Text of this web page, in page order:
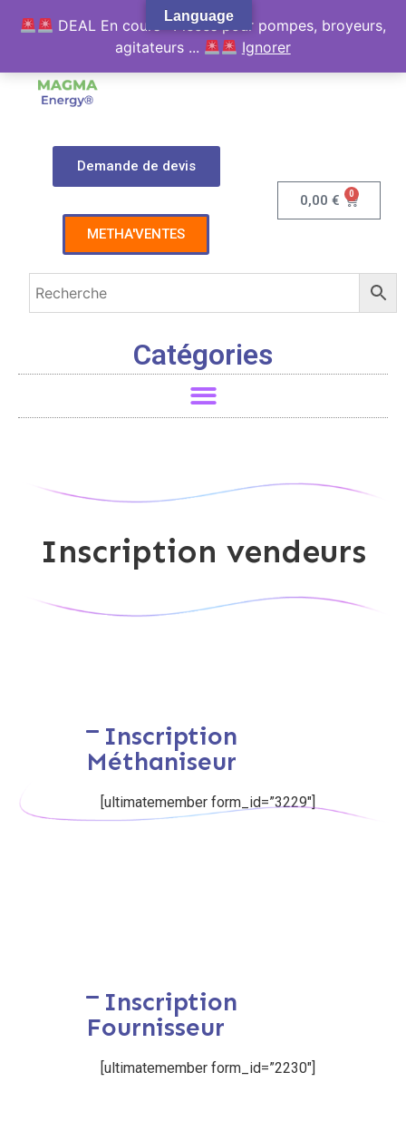
Demande de devis
METHA'VENTES
0,00€ 0
Catégories
Inscription vendeurs
Inscription
Méthaniseur
[ultimatemember form_id=”3229″]
Inscription
Fournisseur
[ultimatemember form_id=”2230″]
Language
DEAL En cours : Pièces pour pompes, broyeurs,
agitateurs ...
Ignorer